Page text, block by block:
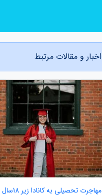
اخبار و مقالات مرتبط
مهاجرت تحصیلی به کانادا زیر 18سال